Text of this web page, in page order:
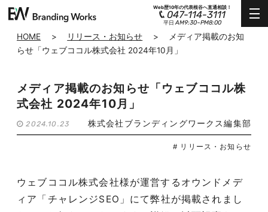
Web歴10年の代表根谷へ直通相談！
047-114-3111
平日AM9:30~PM8:00
HOME > リリース・お知らせ >
メディア掲載のお知
らせ「ウェブココル株式会社 2024年10月」
メディア掲載のお知らせ「ウェブココル株
式会社 2024年10月」
2024.10.23 株式会社ブランディングワークス編集部
# リリース・お知らせ
ウェブココル株式会社様が運営するオウンドメデ
ィア「チャレンジSEO」にて弊社が掲載されまし